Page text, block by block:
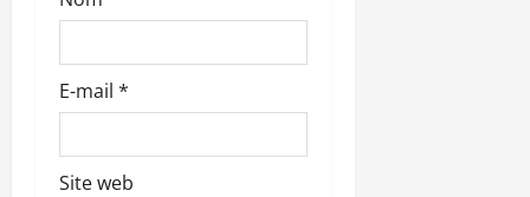
c
l
e
E-mail *
Site web